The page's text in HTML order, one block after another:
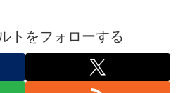
トをフォローする